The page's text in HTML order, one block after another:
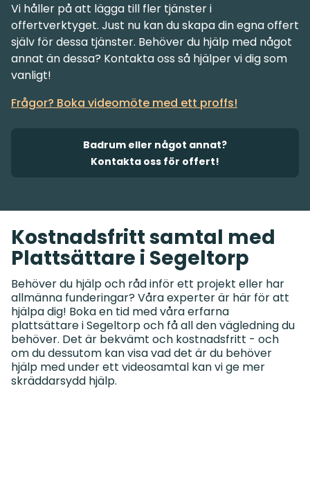
Badrum eller något annat?
Kontakta oss för offert!
Vi håller på att lägga till fler tjänster i
offertverktyget. Just nu kan du skapa din egna offert
själv för dessa tjänster. Behöver du hjälp med något
annat än dessa? Kontakta oss så hjälper vi dig som
Frågor? Boka videomöte med ett proffs!
Kostnadsfritt samtal med
Plattsättare i Segeltorp
Behöver du hjälp och råd inför ett projekt eller har
allmänna funderingar? Våra experter är här för att
hjälpa dig! Boka en tid med våra erfarna
plattsättare i Segeltorp och få all den vägledning du
behöver. Det är bekvämt och kostnadsfritt - och
om du dessutom kan visa vad det är du behöver
hjälp med under ett videosamtal kan vi ge mer